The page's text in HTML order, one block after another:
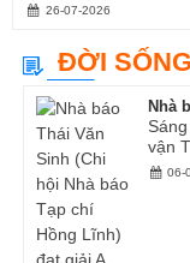
26-07-2026
ĐỜI
Nhà
vận
06-